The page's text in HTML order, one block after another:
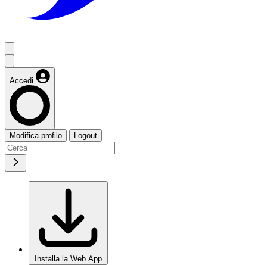
Accedi
Modifica profilo Logout
Installa la Web App